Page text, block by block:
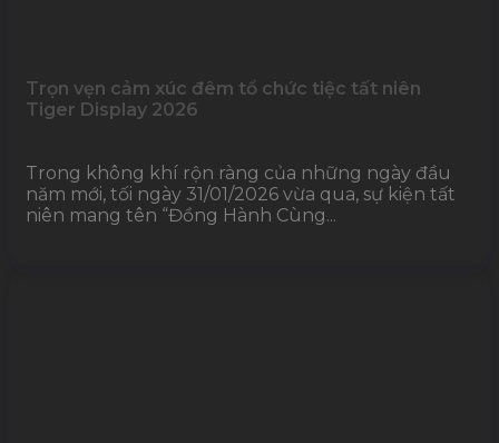
Trọn vẹn cảm xúc đêm tổ chức tiệc tất niên
Tiger Display 2026
Trong không khí rộn ràng của những ngày đầu
năm mới, tối ngày 31/01/2026 vừa qua, sự kiện tất
niên mang tên “Đồng Hành Cùng...